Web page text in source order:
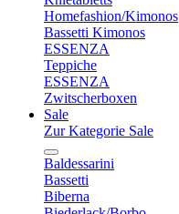
Homefashion/Kimonos
Bassetti Kimonos
ESSENZA
Teppiche
ESSENZA
Zwitscherboxen
Sale
Zur Kategorie Sale
Baldessarini
Bassetti
Biberna